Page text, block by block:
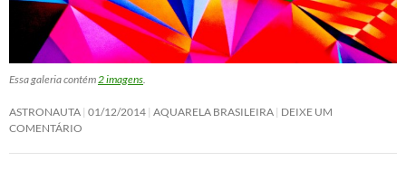
Essa galeria contém2 imagens.
ASTRONAUTA 01/12/2014 AQUARELA BRASILEIRA DEIXE UM
COMENTÁRIO